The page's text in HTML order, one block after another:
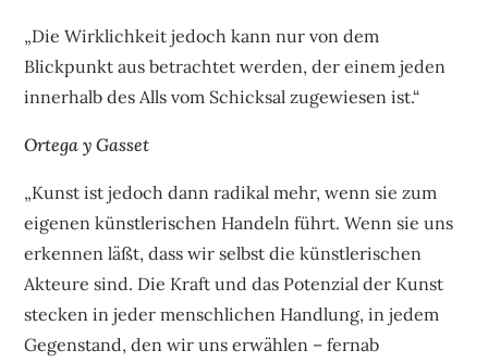
„Die Wirklichkeit jedoch kann nur von dem
Blickpunkt aus betrachtet werden, der einem jeden
innerhalb des Alls vom Schicksal zugewiesen ist.“
Ortega y Gasset
„Kunst ist jedoch dann radikal mehr, wenn sie zum
eigenen künstlerischen Handeln führt. Wenn sie uns
erkennen läßt, dass wir selbst die künstlerischen
Akteure sind. Die Kraft und das Potenzial der Kunst
stecken in jeder menschlichen Handlung, in jedem
Gegenstand, den wir uns erwählen – fernab